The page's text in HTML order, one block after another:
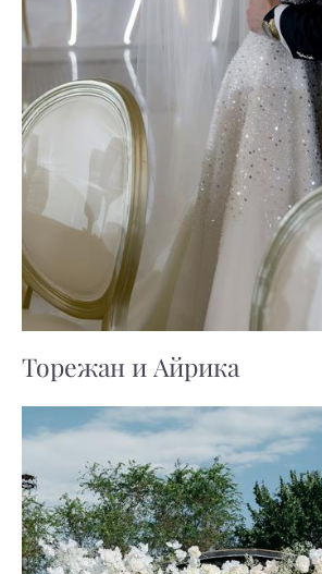
Торежан и Айрика